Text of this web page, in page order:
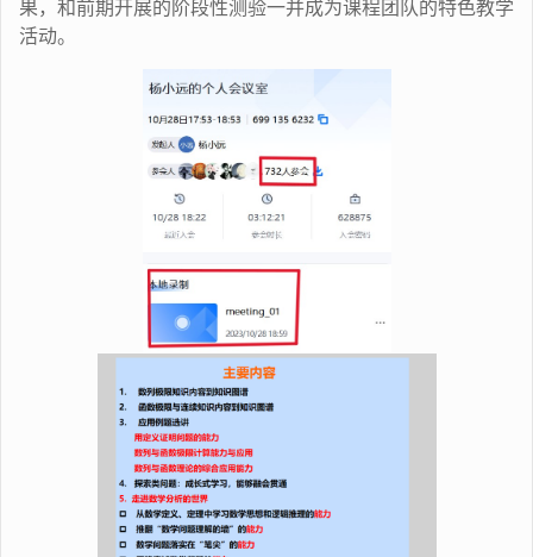
果，和前期开展的阶段性测验一并成为课程团队的特色教学
活动。